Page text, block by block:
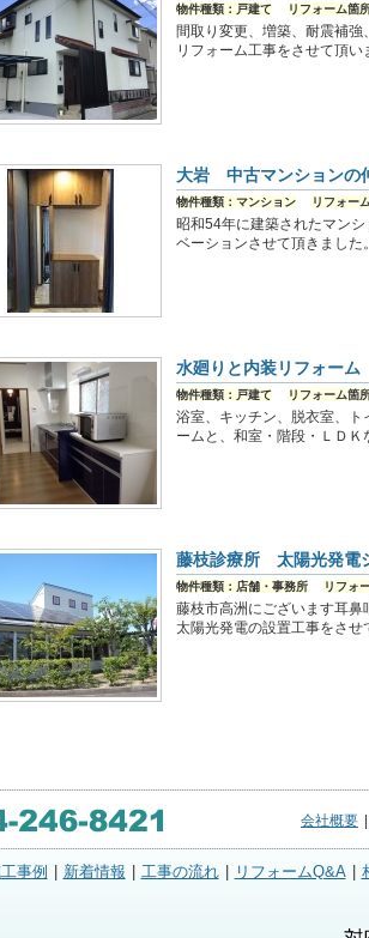
物件種類：戸建て リフォーム箇
間取り変更、増築、耐震補
リフォーム工事をさせて頂
大岩 中古マンションの
物件種類：マンション リフォー
昭和54年に建築されたマン
ベーションさせて頂きました
水廻りと内装リフォーム
物件種類：戸建て リフォーム箇
浴室、キッチン、脱衣室、ト
ームと、和室・階段・ＬＤ
藤枝診療所 太陽光発電
物件種類：店舗・事務所 リフォ
藤枝市高洲にございます耳
太陽光発電の設置工事をさせ
会社概要
事例 新着情報 工事の流れ リフォームQ&A